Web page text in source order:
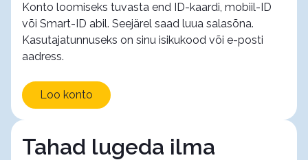
Konto loomiseks tuvasta end ID-kaardi, mobiil-ID
või Smart-ID abil. Seejärel saad luua salasõna.
Kasutajatunnuseks on sinu isikukood või e-posti
aadress.
Loo konto
Tahad lugeda ilma